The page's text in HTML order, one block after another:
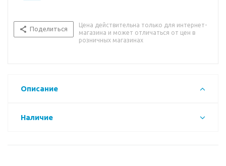
Поделиться
Цена действительна только для интернет-
магазина и может отличаться от цен в
розничных магазинах
Описание
Наличие